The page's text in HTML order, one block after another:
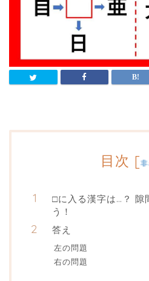
目次 [
□に入る漢字は…？ 隙
う！
答え
左の問題
右の問題